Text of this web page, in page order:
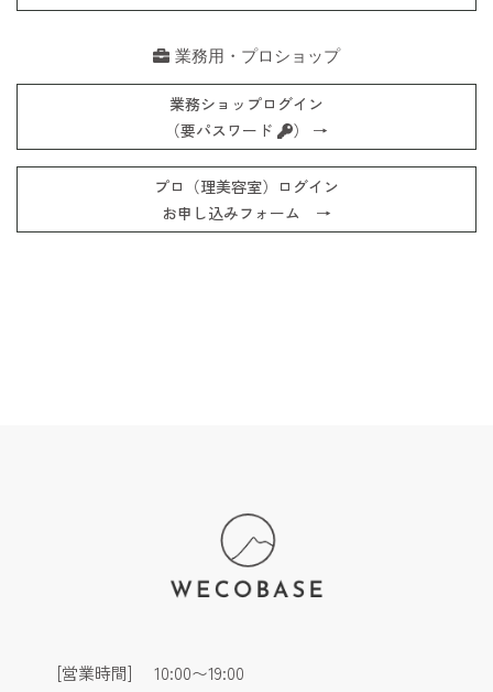
業務用・プロショップ
業務ショップログイン
（要パスワード
） →
プロ（理美容室）ログイン
お申し込みフォーム →
[営業時間]
10:00〜19:00